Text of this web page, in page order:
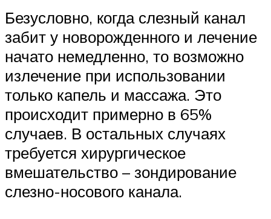
Безусловно, когда слезный канал
забит у новорожденного и лечение
начато немедленно, то возможно
излечение при использовании
только капель и массажа. Это
происходит примерно в 65%
случаев. В остальных случаях
требуется хирургическое
вмешательство – зондирование
слезно-носового канала.